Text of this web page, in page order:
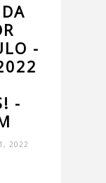
-
-
2022